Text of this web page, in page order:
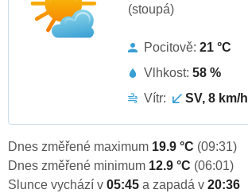
(stoupá)
Pocitově: 21 °C
Vlhkost: 58 %
Vítr:
SV, 8 km/h
Dnes změřené maximum 19.9 °C (09:31)
Dnes změřené minimum 12.9 °C (06:01)
Slunce vychází v 05:45 a zapadá v 20:36